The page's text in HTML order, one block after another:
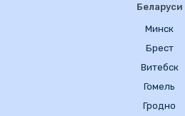
Беларуси
Минск
Брест
Витебск
Гомель
Гродно